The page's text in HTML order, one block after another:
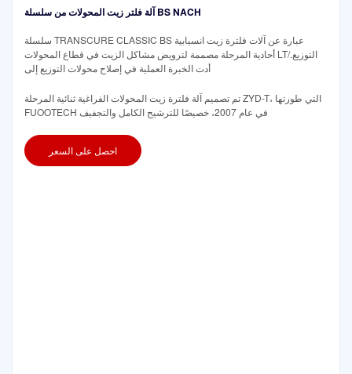
آلة فلتر زيت المحولات من سلسلة BS NACH
سلسلة TRANSCURE CLASSIC BS عبارة عن آلات فلترة زيت انسيابية
أحادية المرحلة مصممة لترويض مشاكل الزيت في قطاع المحولات LT/التوزيع.
أدت الخبرة العملية في إصلاح محولات التوزيع إلى
تم تصميم آلة فلترة زيت المحولات الفراغية ثنائية المرحلة ZYD-T، التي طورتها
FUOOTECH في عام 2007، خصيصًا للترشيح الكامل والتجفيف
احصل على السعر